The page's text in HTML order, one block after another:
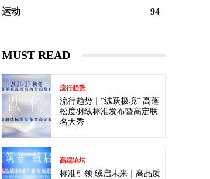
运动
94
MUST READ
流行趋势
流行趋势｜“绒跃极境” 高蓬
松度羽绒标准发布暨高定联
名大秀
高端论坛
标准引领 绒启未来｜高品质